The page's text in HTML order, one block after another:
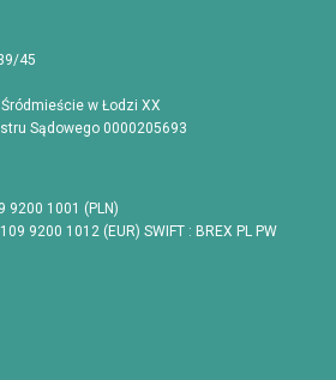
45
w Łodzi XX
Sądowego 0000205693
9200 1001 (PLN)
9200 1012 (EUR) SWIFT : BREX PL PW